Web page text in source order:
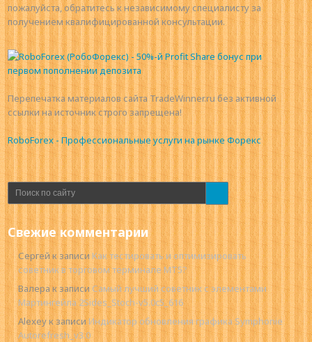
пожалуйста, обратитесь к независимому специалисту за
получением квалифицированной консультации.
Перепечатка материалов сайта TradeWinner.ru без активной
ссылки на источник строго запрещена!
RoboForex - Профессиональные услуги на рынке Форекс
Свежие комментарии
Сергейк записи Как тестировать и оптимизировать
советник в торговом терминале MT5?
Валерак записиСамый лучший советник с элементами
Мартингейла 2Sides_Stoch-v5.0c5_616
Alexeyк записиИндикатор обновления графика Symphonie
Autorefresh_v3.0